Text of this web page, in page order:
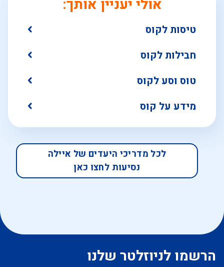
אולי יעניין אותך:
טיסות לקוס
חבילות לקוס
טוס וסע לקוס
מידע על קוס
לכל מדריכי היעדים של איילה
נסיעות לחצו כאן
הרשמו לניוזלטר שלנו